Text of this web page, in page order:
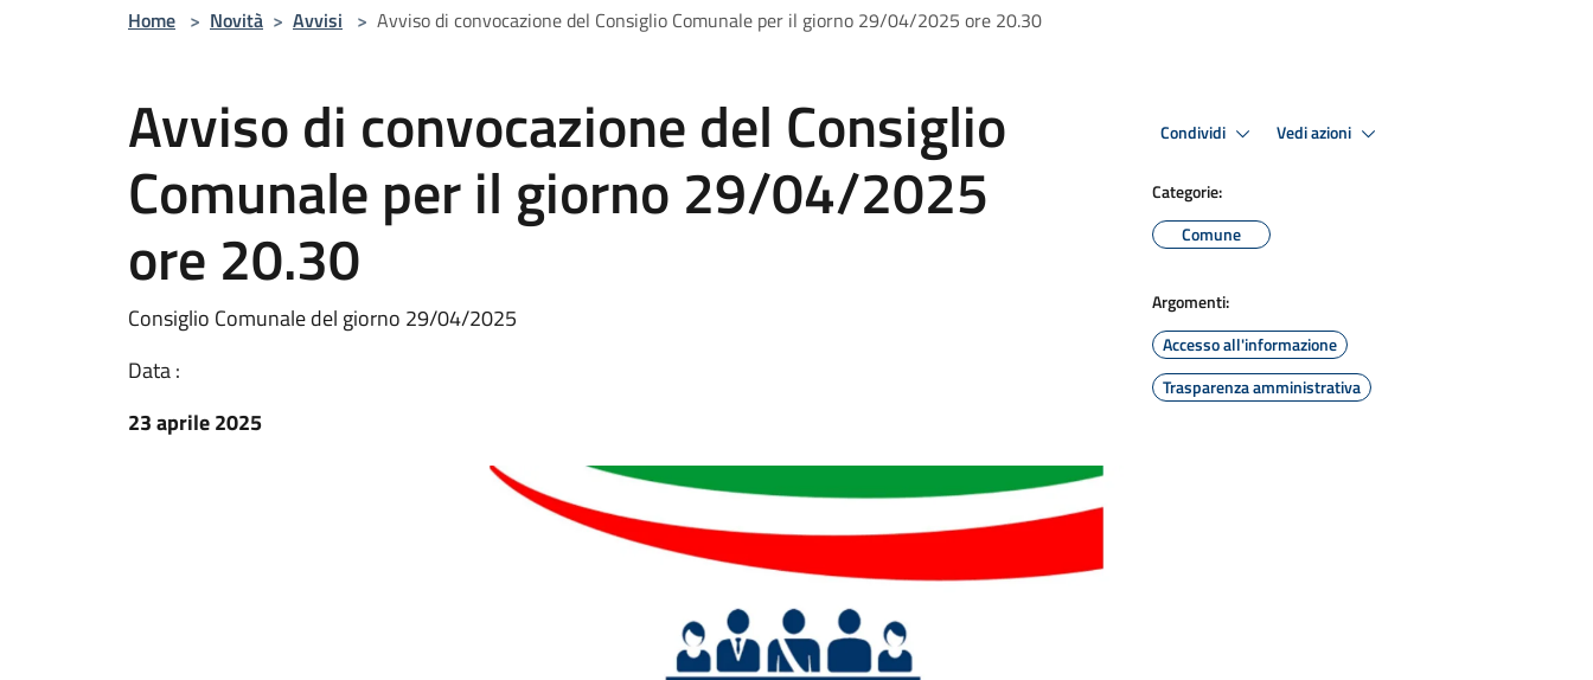
Home > Novità > Avvisi > Avviso di convocazione del Consiglio Comunale per il giorno 29/04/2025 ore 20.30
Avviso di convocazione del Consiglio
Comunale per il giorno 29/04/2025
ore 20.30
Consiglio Comunale del giorno 29/04/2025
Data :
23 aprile 2025
Condividi Vedi azioni
Categorie:
Comune
Argomenti:
Accesso all'informazione
Trasparenza amministrativa